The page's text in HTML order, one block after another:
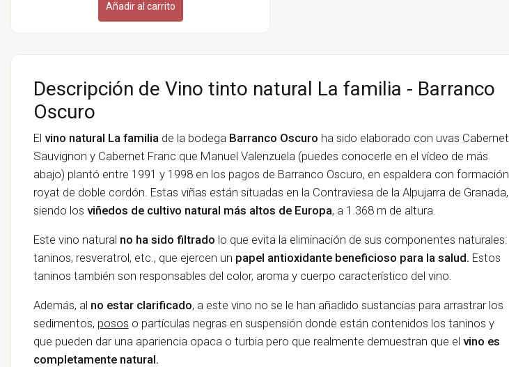
Añadir al carrito
Descripción de Vino tinto natural La familia - Barranco
Oscuro
El vino natural La familia de la bodega Barranco Oscuro ha sido elaborado con uvas Cabernet
Sauvignon y Cabernet Franc que Manuel Valenzuela (puedes conocerle en el vídeo de más
abajo) plantó entre 1991 y 1998 en los pagos de Barranco Oscuro, en espaldera con formación
royat de doble cordón. Estas viñas están situadas en la Contraviesa de la Alpujarra de Granada,
siendo los viñedos de cultivo natural más altos de Europa, a 1.368 m de altura.
Este vino natural no ha sido filtrado lo que evita la eliminación de sus componentes naturales:
taninos, resveratrol, etc., que ejercen un papel antioxidante beneficioso para la salud. Estos
taninos también son responsables del color, aroma y cuerpo característico del vino.
Además, al no estar clarificado, a este vino no se le han añadido sustancias para arrastrar los
sedimentos, posos o partículas negras en suspensión donde están contenidos los taninos y
que pueden dar una apariencia opaca o turbia pero que realmente demuestran que el vino es
completamente natural.